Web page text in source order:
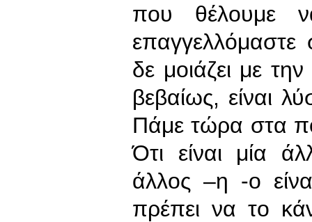
που θέλουμε
δε μοιάζει με
βεβαίως, είναι
Πάμε τώρα στα
Ότι είναι μία
άλλος –η -ο
πρέπει να το